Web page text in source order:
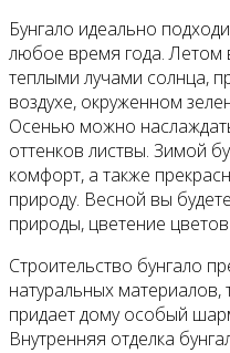
Бунгало идеально
любое время года. Летом
теплыми лучами солнца,
воздухе, окруженном
Осенью можно
оттенков листвы. Зимой
комфорт, а также
природу. Весной вы
природы, цветение
Строительство бунгало
натуральных материалов,
придает дому особый
Внутренняя отделка